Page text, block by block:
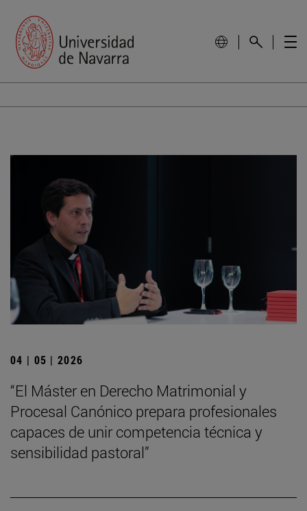
04 | 05 | 2026
“El Máster en Derecho Matrimonial y
Procesal Canónico prepara profesionales
capaces de unir competencia técnica y
sensibilidad pastoral”